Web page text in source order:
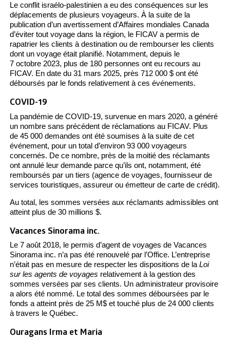
Le conflit israélo-palestinien a eu des conséquences sur les
déplacements de plusieurs voyageurs. À la suite de la
publication d’un avertissement d’Affaires mondiales Canada
d’éviter tout voyage dans la région, le FICAV a permis de
rapatrier les clients à destination ou de rembourser les clients
dont un voyage était planifié. Notamment, depuis le
7 octobre 2023, plus de 180 personnes ont eu recours au
FICAV. En date du 31 mars 2025, près 712 000 $ ont été
déboursés par le fonds relativement à ces événements.
COVID-19
La pandémie de COVID-19, survenue en mars 2020, a généré
un nombre sans précédent de réclamations au FICAV. Plus
de 45 000 demandes ont été soumises à la suite de cet
événement, pour un total d’environ 93 000 voyageurs
concernés. De ce nombre, près de la moitié des réclamants
ont annulé leur demande parce qu’ils ont, notamment, été
remboursés par un tiers (agence de voyages, fournisseur de
services touristiques, assureur ou émetteur de carte de crédit).
Au total, les sommes versées aux réclamants admissibles ont
atteint plus de 30 millions $.
Vacances Sinorama inc.
Le 7 août 2018, le permis d’agent de voyages de Vacances
Sinorama inc. n’a pas été renouvelé par l’Office. L’entreprise
n’était pas en mesure de respecter les dispositions de la Loi
sur les agents de voyages relativement à la gestion des
sommes versées par ses clients. Un administrateur provisoire
a alors été nommé. Le total des sommes déboursées par le
fonds a atteint près de 25 M$ et touché plus de 24 000 clients
à travers le Québec.
Ouragans Irma et Maria